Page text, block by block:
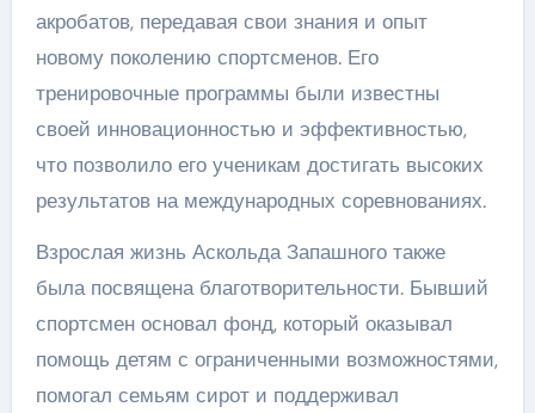
акробатов, передавая свои знания и опыт
новому поколению спортсменов. Его
тренировочные программы были известны
своей инновационностью и эффективностью,
что позволило его ученикам достигать высоких
результатов на международных соревнованиях.
Взрослая жизнь Аскольда Запашного также
была посвящена благотворительности. Бывший
спортсмен основал фонд, который оказывал
помощь детям с ограниченными возможностями,
помогал семьям сирот и поддерживал